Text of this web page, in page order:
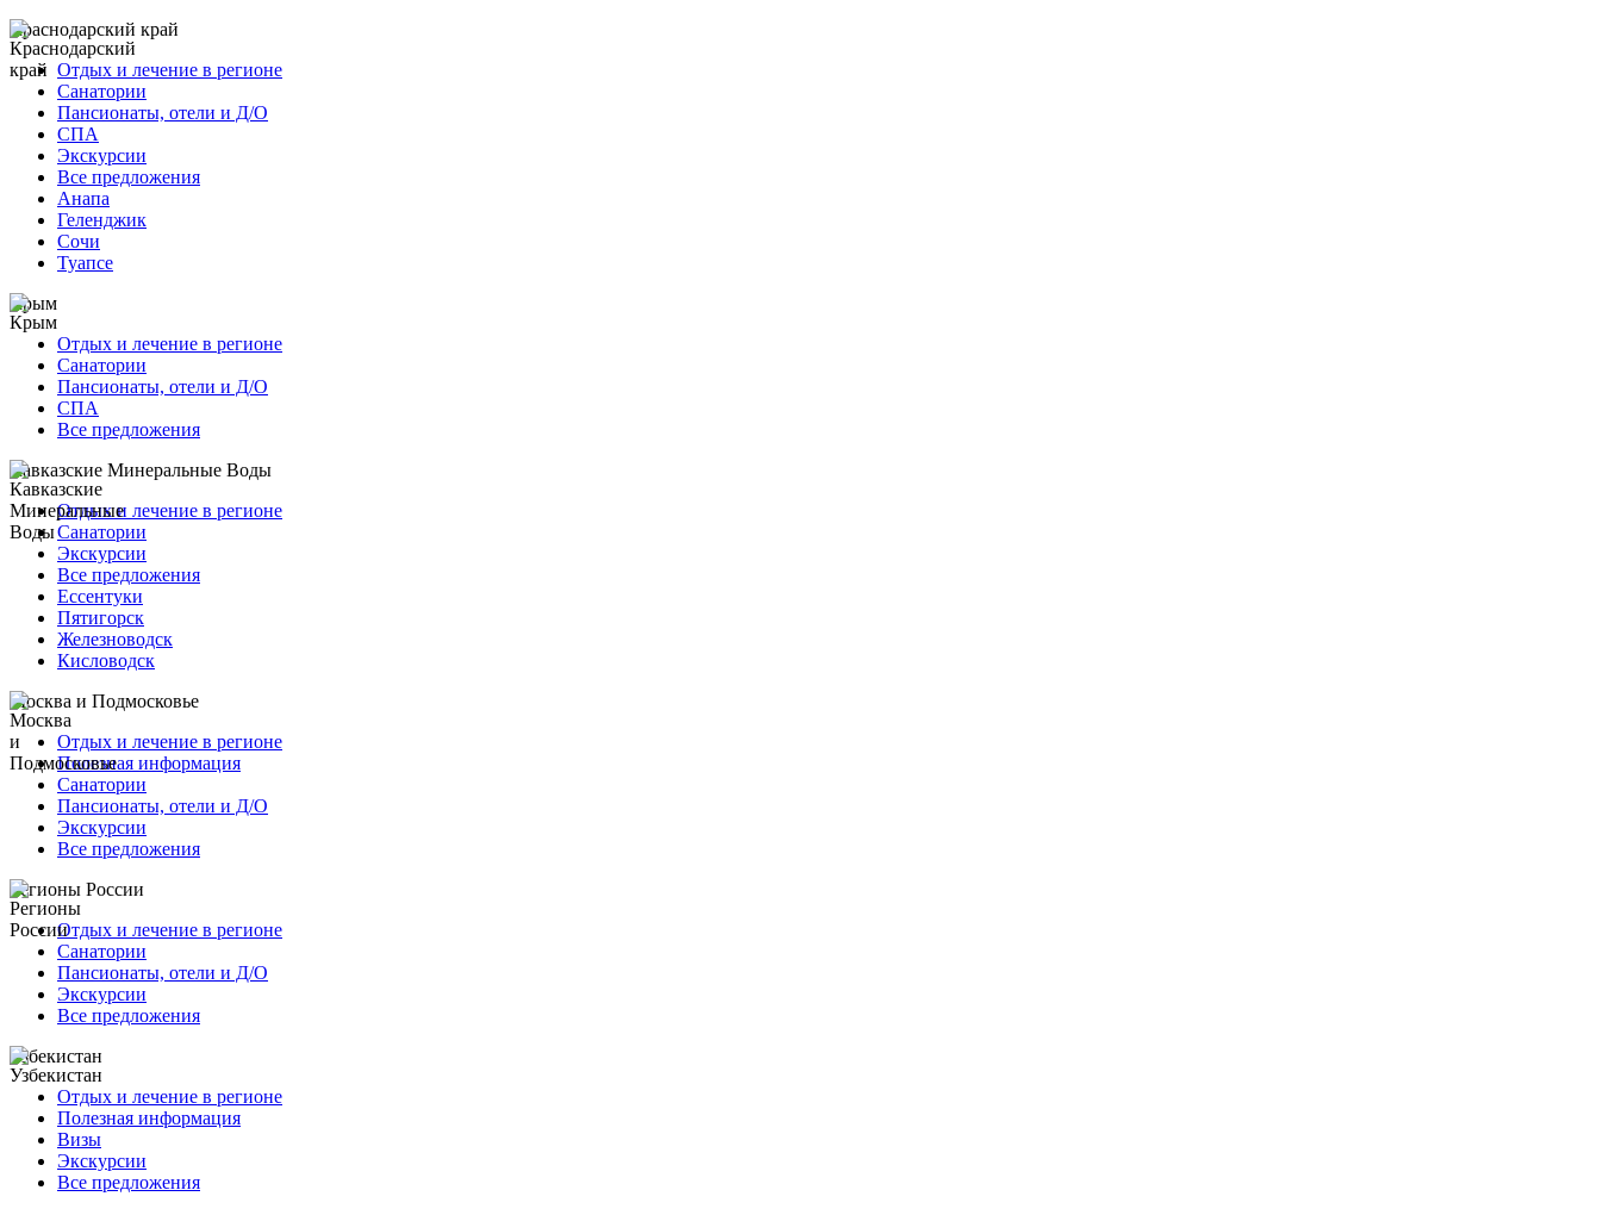
Краснодарский край
Отдых и лечение в регионе
Санатории
Пансионаты, отели и Д/О
СПА
Экскурсии
Все предложения
Анапа
Геленджик
Сочи
Туапсе
Крым
Отдых и лечение в регионе
Санатории
Пансионаты, отели и Д/О
СПА
Все предложения
Кавказские Минеральные Воды
Отдых и лечение в регионе
Санатории
Экскурсии
Все предложения
Ессентуки
Пятигорск
Железноводск
Кисловодск
Москва и Подмосковье
Отдых и лечение в регионе
Полезная информация
Санатории
Пансионаты, отели и Д/О
Экскурсии
Все предложения
Регионы России
Отдых и лечение в регионе
Санатории
Пансионаты, отели и Д/О
Экскурсии
Все предложения
Узбекистан
Отдых и лечение в регионе
Полезная информация
Визы
Экскурсии
Все предложения